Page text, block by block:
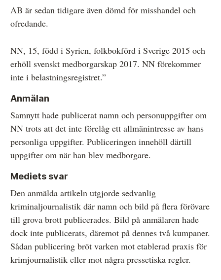
AB är sedan tidigare även dömd för misshandel och
ofredande.
NN, 15, född i Syrien, folkbokförd i Sverige 2015 och
erhöll svenskt medborgarskap 2017. NN förekommer
inte i belastningsregistret.”
Anmälan
Samnytt hade publicerat namn och personuppgifter om
NN trots att det inte förelåg ett allmänintresse av hans
personliga uppgifter. Publiceringen innehöll därtill
uppgifter om när han blev medborgare.
Mediets svar
Den anmälda artikeln utgjorde sedvanlig
kriminaljournalistik där namn och bild på flera förövare
till grova brott publicerades. Bild på anmälaren hade
dock inte publicerats, däremot på dennes två kumpaner.
Sådan publicering bröt varken mot etablerad praxis för
krimjournalistik eller mot några pressetiska regler.